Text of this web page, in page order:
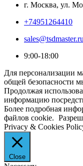
г. Москва, ул.
+74951264410
sales@tsdmaster.ru
9:00-18:00
Для персонализации
общей безопасности
Продолжая
информацию
Более подробная
файлов cookie.
Privacy & Cookies
Close